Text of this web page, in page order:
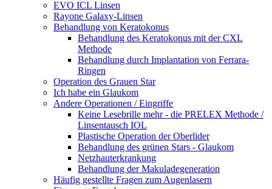
EVO ICL Linsen
Rayone Galaxy-Linsen
Behandlung von Keratokonus
Behandlung des Keratokonus mit der CXL
Methode
Behandlung durch Implantation von Ferrara-
Ringen
Operation des Grauen Star
Ich habe ein Glaukom
Andere Operationen / Eingriffe
Keine Lesebrille mehr - die PRELEX Methode /
Linsentausch IOL
Plastische Operation der Oberlider
Behandlung des grünen Stars - Glaukom
Netzhauterkrankung
Behandlung der Makuladegeneration
Häufig gestellte Fragen zum Augenlasern